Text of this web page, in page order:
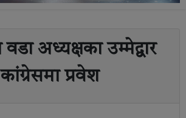
अध्यक्षका उम्मेद्वार
कांग्रेसमा प्रवेश